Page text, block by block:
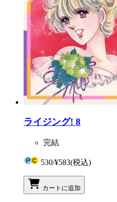
ライジング! 8
完結
530/¥583(税込)
カートに追加